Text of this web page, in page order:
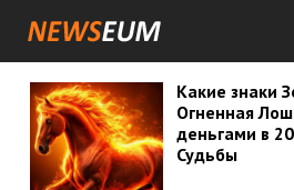
Какие знаки
Огненная
деньгами в
Судьбы